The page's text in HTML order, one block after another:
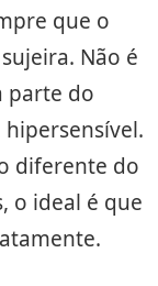
que o
Não é
parte do
diferente do
o ideal é que